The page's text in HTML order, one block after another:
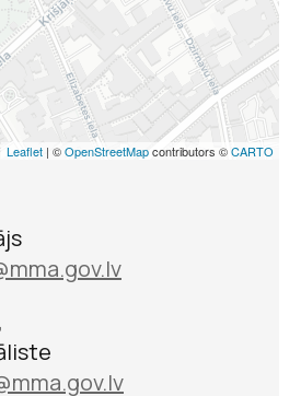
muzejs
Leaflet | ©OpenStreetMapcontributors ©CARTO